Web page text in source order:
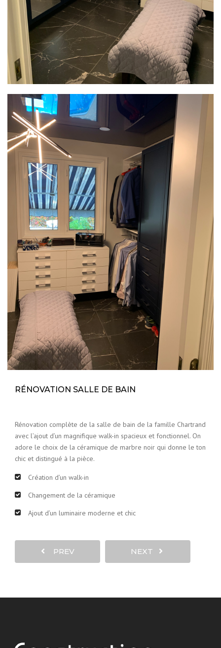
RÉNOVATION SALLE DE BAIN
Rénovation complète de la salle de bain de la famille Chartrand
avec l’ajout d’un magnifique walk-in spacieux et fonctionnel. On
adore le choix de la céramique de marbre noir qui donne le ton
chic et distingué à la pièce.
Création d’un walk-in
Changement de la céramique
Ajout d’un luminaire moderne et chic
PREV NEXT